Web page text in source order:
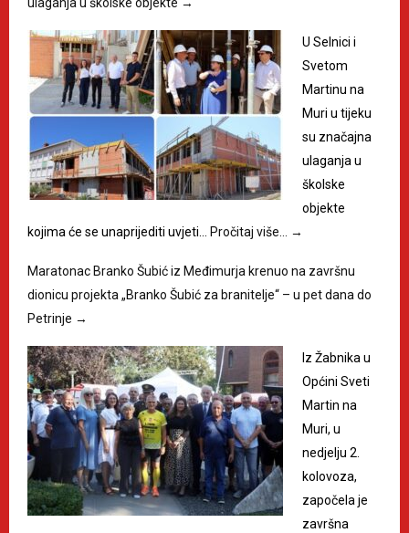
ulaganja u školske objekte →
U Selnici i
Svetom
Martinu na
Muri u tijeku
su značajna
ulaganja u
školske
objekte
kojima će se unaprijediti uvjeti… Pročitaj više… →
Maratonac Branko Šubić iz Međimurja krenuo na završnu
dionicu projekta „Branko Šubić za branitelje“ – u pet dana do
Petrinje →
Iz Žabnika u
Općini Sveti
Martin na
Muri, u
nedjelju 2.
kolovoza,
započela je
završna